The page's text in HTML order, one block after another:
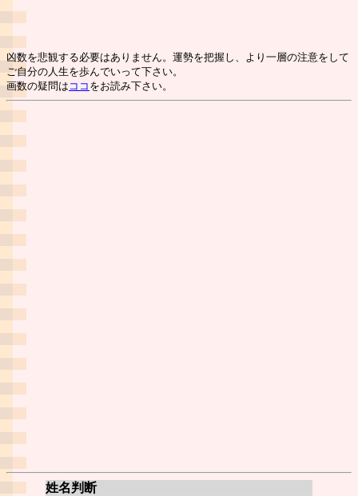
凶数を悲観する必要はありません。運勢を把握し、より一層の注意をして
ご自分の人生を歩んでいって下さい。
画数の疑問は ココ をお読み下さい。
姓名判断